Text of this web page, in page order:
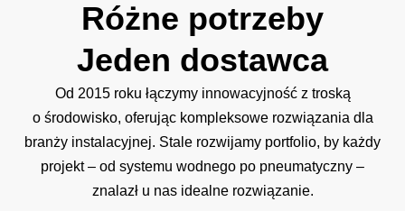
Różne potrzeby
Jeden dostawca
Od 2015 roku łączymy innowacyjność z troską
o środowisko, oferując kompleksowe rozwiązania dla
branży instalacyjnej. Stale rozwijamy portfolio, by każdy
projekt – od systemu wodnego po pneumatyczny –
znalazł u nas idealne rozwiązanie.